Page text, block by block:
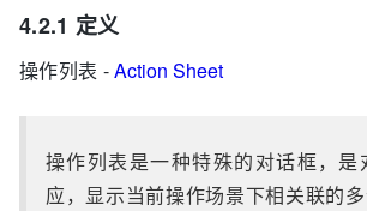
4.2.1 定义
操作列表 -Action Sheet
操作列表是一种特殊的对话框，是
应，显示当前操作场景下相关联的